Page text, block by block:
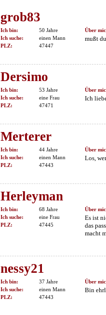
grob83
Ich bin:
50 Jahre
Ich suche:
einen Mann
PLZ:
47447
Über
mußt
Dersimo
Ich bin:
53 Jahre
Ich suche:
eine Frau
PLZ:
47471
Über
Ich
Merterer
Ich bin:
44 Jahre
Ich suche:
einen Mann
PLZ:
47443
Über
Los,
Herleyman
Ich bin:
68 Jahre
Ich suche:
eine Frau
PLZ:
47445
Über
Es ist
das
macht
nessy21
Ich bin:
37 Jahre
Ich suche:
einen Mann
PLZ:
47443
Über
Bin